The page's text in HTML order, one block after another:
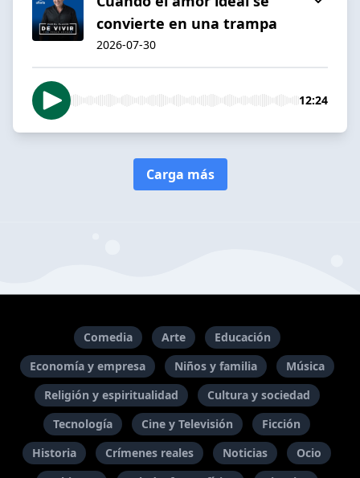
convierte en una trampa
2026-07-30
12:24
Carga más
Comedia Arte
Educación
Economía y empresa
Niños y familia
Música
Religión y espiritualidad
Cultura y sociedad
Tecnología
Cine y Televisión
Ficción
Historia
Crímenes reales Noticias
Ocio